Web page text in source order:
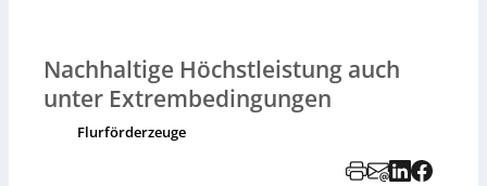
Nachhaltige Höchstleistung auch
unter Extrembedingungen
Flurförderzeuge